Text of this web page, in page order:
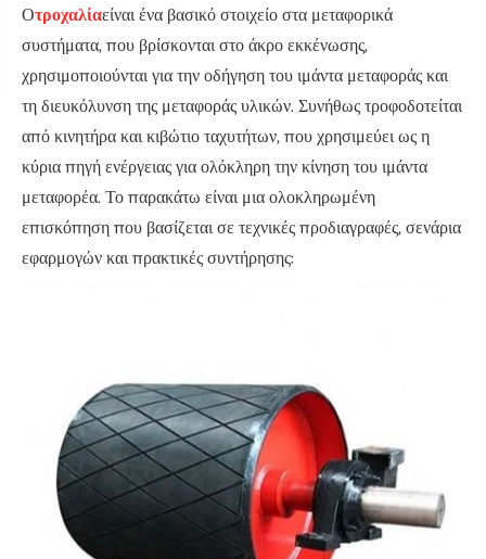
Οτροχαλίαείναι ένα βασικό στοιχείο στα μεταφορικά
συστήματα, που βρίσκονται στο άκρο εκκένωσης,
χρησιμοποιούνται για την οδήγηση του ιμάντα μεταφοράς και
τη διευκόλυνση της μεταφοράς υλικών. Συνήθως τροφοδοτείται
από κινητήρα και κιβώτιο ταχυτήτων, που χρησιμεύει ως η
κύρια πηγή ενέργειας για ολόκληρη την κίνηση του ιμάντα
μεταφορέα. Το παρακάτω είναι μια ολοκληρωμένη
επισκόπηση που βασίζεται σε τεχνικές προδιαγραφές, σενάρια
εφαρμογών και πρακτικές συντήρησης: